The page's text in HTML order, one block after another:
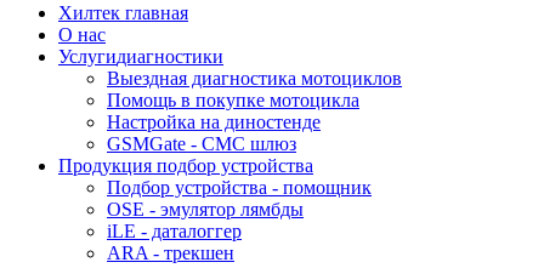
Хилтек главная
О нас
Услугидиагностики
Выездная диагностика мотоциклов
Помощь в покупке мотоцикла
Настройка на диностенде
GSMGate - СМС шлюз
Продукция подбор устройства
Подбор устройства - помощник
OSE - эмулятор лямбды
iLE - даталоггер
ARA - трекшен